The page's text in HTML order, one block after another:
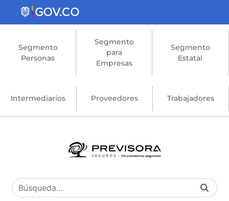
Saltar al contenido principal
Segmento
Personas
Segmento
para
Empresas
Segmento
Estatal
Intermediarios Proveedores Trabajadores